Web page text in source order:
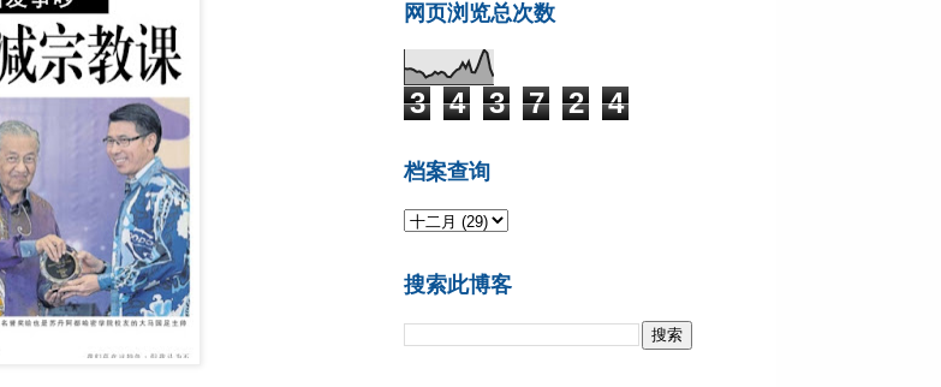
网页浏览总次数
3 4 3 7 2 4
档案查询
搜索此博客